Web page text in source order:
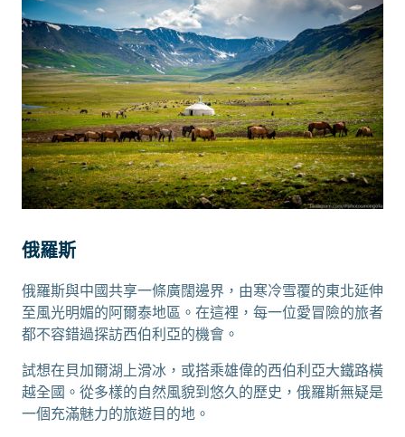
俄羅斯
俄羅斯與中國共享一條廣闊邊界，由寒冷雪覆的東北延伸
至風光明媚的阿爾泰地區。在這裡，每一位愛冒險的旅者
都不容錯過探訪西伯利亞的機會。
試想在貝加爾湖上滑冰，或搭乘雄偉的西伯利亞大鐵路橫
越全國。從多樣的自然風貌到悠久的歷史，俄羅斯無疑是
一個充滿魅力的旅遊目的地。